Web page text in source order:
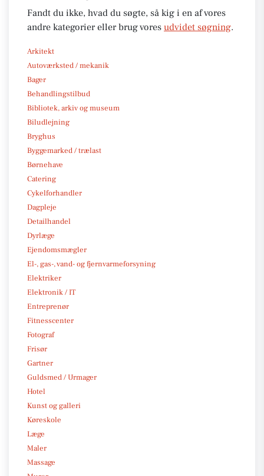
Fandt du ikke, hvad du søgte, så kig i en af vores
andre kategorier eller brug vores udvidet søgning.
Arkitekt
Autoværksted / mekanik
Bager
Behandlingstilbud
Bibliotek, arkiv og museum
Biludlejning
Bryghus
Byggemarked / trælast
Børnehave
Catering
Cykelforhandler
Dagpleje
Detailhandel
Dyrlæge
Ejendomsmægler
El-, gas-, vand- og fjernvarmeforsyning
Elektriker
Elektronik / IT
Entreprenør
Fitnesscenter
Fotograf
Frisør
Gartner
Guldsmed / Urmager
Hotel
Kunst og galleri
Køreskole
Læge
Maler
Massage